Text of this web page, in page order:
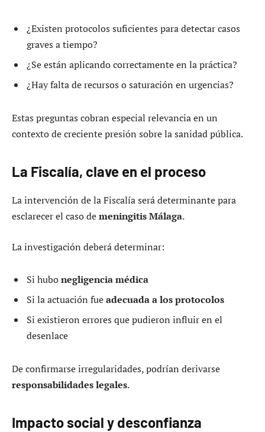
¿Existen protocolos suficientes para detectar casos
graves a tiempo?
¿Se están aplicando correctamente en la práctica?
¿Hay falta de recursos o saturación en urgencias?
Estas preguntas cobran especial relevancia en un
contexto de creciente presión sobre la sanidad pública.
La Fiscalía, clave en el proceso
La intervención de la Fiscalía será determinante para
esclarecer el caso demeningitis Málaga.
La investigación deberá determinar:
Si hubonegligencia médica
Si la actuación fueadecuada a los protocolos
Si existieron errores que pudieron influir en el
desenlace
De confirmarse irregularidades, podrían derivarse
responsabilidades legales.
Impacto social y desconfianza